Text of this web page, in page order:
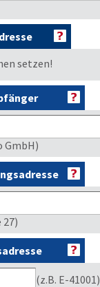
setzen!
GmbH)
27)
(z.B. E-41001)